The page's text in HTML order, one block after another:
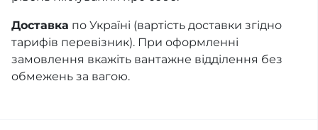
Доставка по Україні (вартість доставки згідно
тарифів перевізник). При оформленні
замовлення вкажіть вантажне відділення без
обмежень за вагою.